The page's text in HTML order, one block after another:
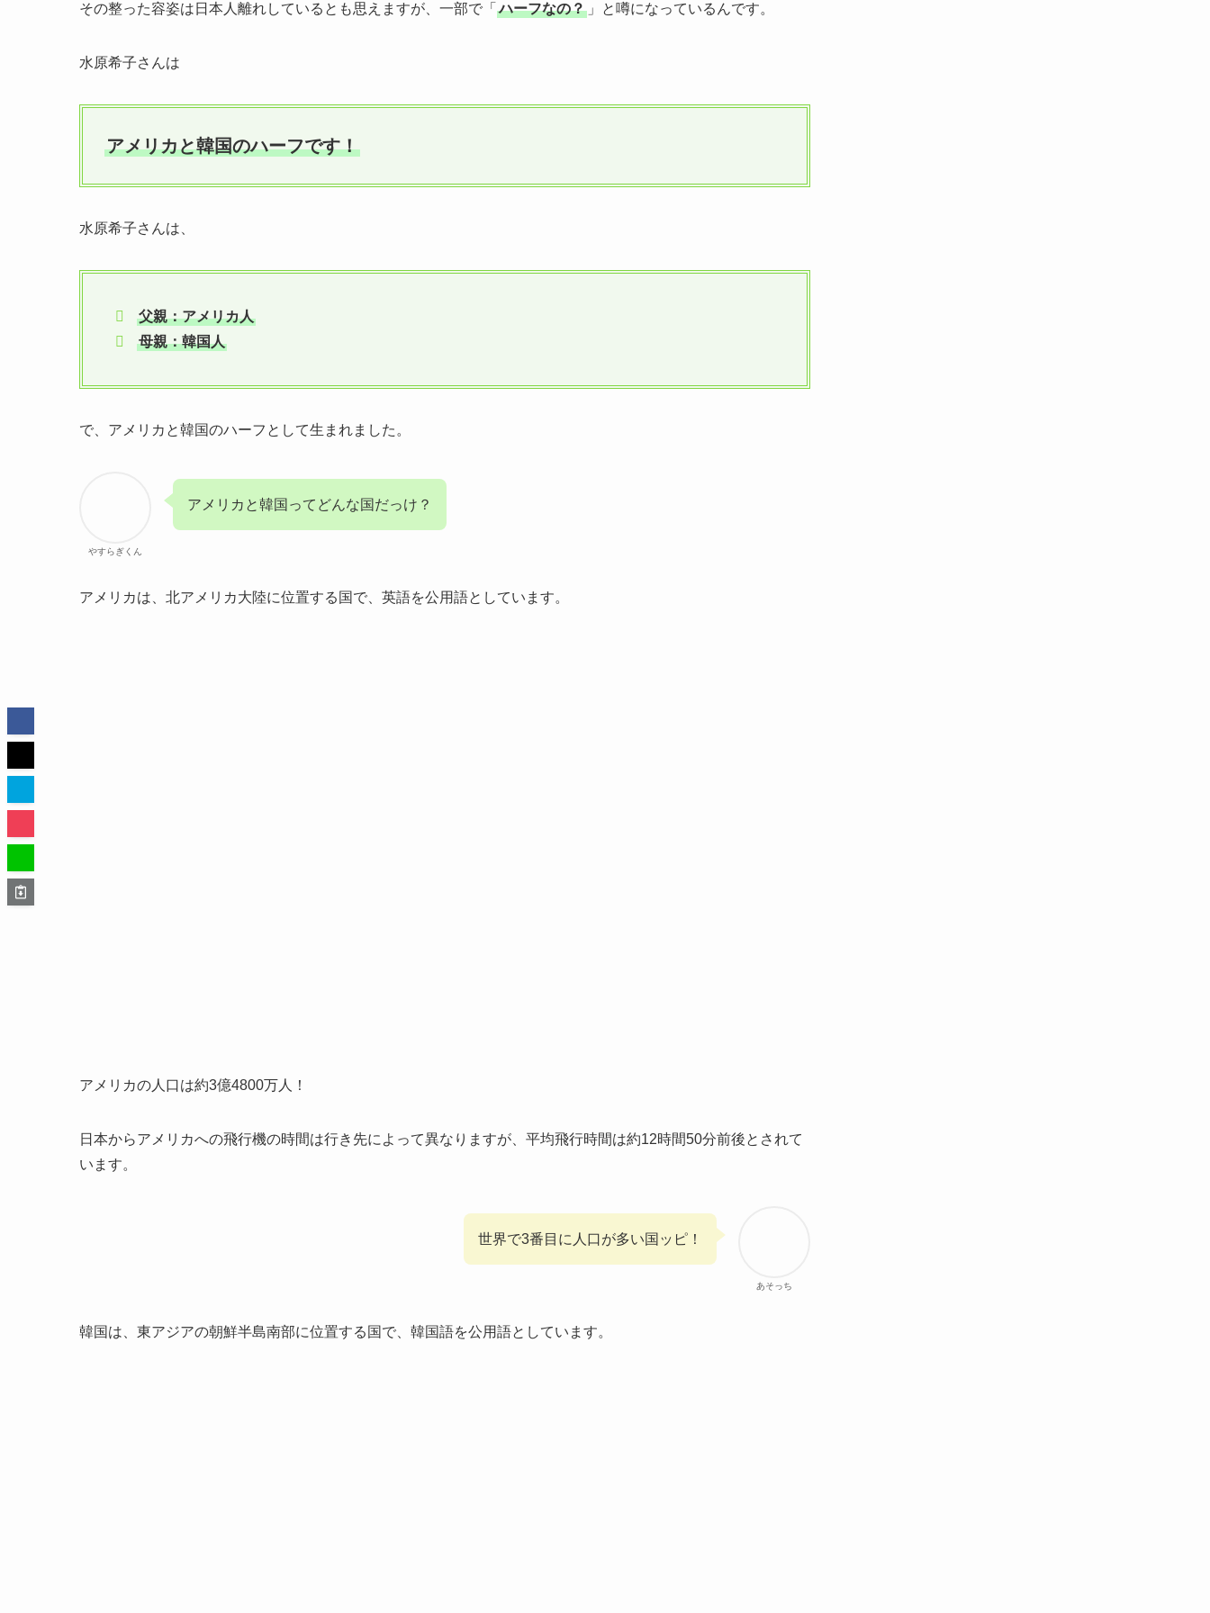
その整った容姿は日本人離れしているとも思えますが、一部で「 ハーフなの？ 」と噂になっているんです。
水原希子さんは
アメリカと韓国のハーフです！
水原希子さんは、
父親：アメリカ人
母親：韓国人
で、アメリカと韓国のハーフとして生まれました。
やすらぎくん
アメリカと韓国ってどんな国だっけ？
アメリカは、北アメリカ大陸に位置する国で、英語を公用語としています。
アメリカの人口は約3億4800万人！
日本からアメリカへの飛行機の時間は行き先によって異なりますが、平均飛行時間は約12時間50分前後とされて
います。
あそっち
世界で3番目に人口が多い国ッピ！
韓国は、東アジアの朝鮮半島南部に位置する国で、韓国語を公用語としています。